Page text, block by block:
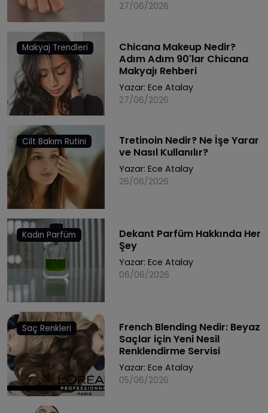
27/06/2026
Makyaj Trendleri
Chicana Makeup Nedir?
Adım Adım 90'lar Chicana
Makyajı Rehberi
Yazar: Ece Atalay
27/06/2026
Cilt Bakım Rutini
Tretinoin Nedir? Ne İşe Yarar
ve Nasıl Kullanılır?
Yazar: Ece Atalay
26/06/2026
Kadın Parfüm
Dekant Parfüm Hakkında Her
Şey
Yazar: Ece Atalay
06/06/2026
Saç Renkleri
French Blending Nedir: Beyaz
Saçlar için Yeni Nesil
Renklendirme Servisi
Yazar: Ece Atalay
05/06/2026